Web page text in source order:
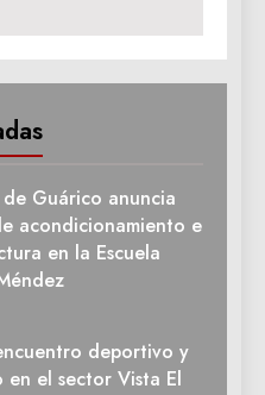
Guárico anuncia
acondicionamiento e
en la Escuela
deportivo y
en el sector Vista El